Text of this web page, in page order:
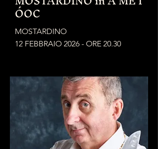
ÓOC
MOSTARDINO
12 FEBBRAIO 2026 - ORE 20.30